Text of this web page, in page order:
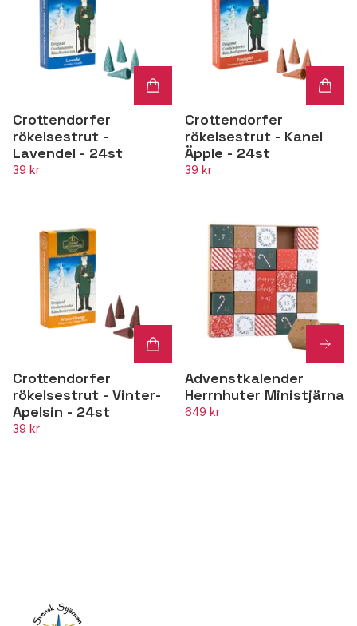
Crottendorfer
rökelsestrut -
Lavendel - 24st
39 kr
Crottendorfer
rökelsestrut - Kanel
Äpple - 24st
39 kr
Crottendorfer
rökelsestrut - Vinter-
Apelsin - 24st
39 kr
Advenstkalender
Herrnhuter Ministjärna
649 kr